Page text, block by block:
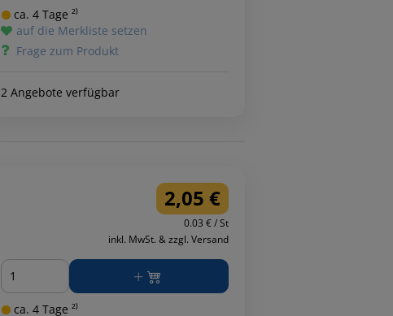
ca. 4 Tage ²⁾
auf die Merkliste setzen
Frage zum Produkt
2 Angebote verfügbar
2,05 €
0.03 € / St
inkl. MwSt. & zzgl. Versand
Menge
ca. 4 Tage ²⁾